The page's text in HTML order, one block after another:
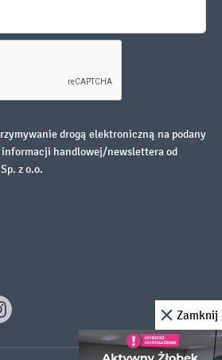
drogą elektroniczną na podany
informacji handlowej/newslettera od
z o.o.
Zamknij